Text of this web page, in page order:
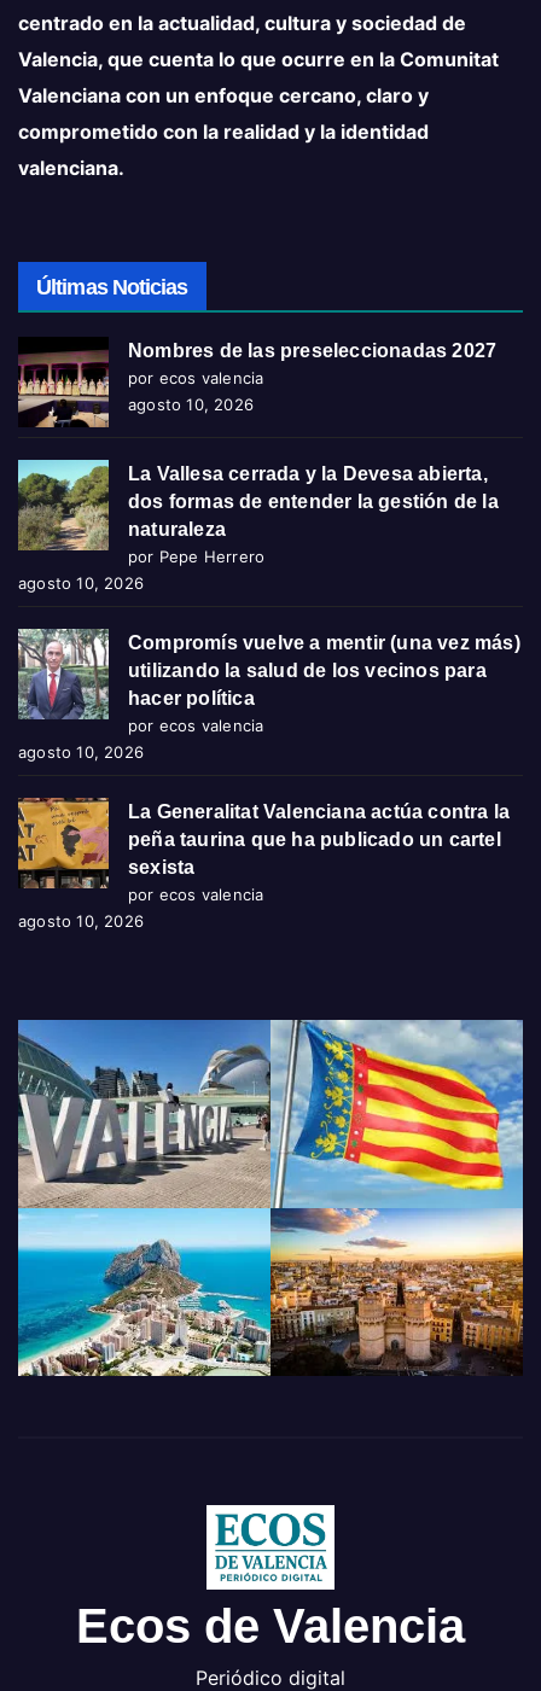
centrado en la actualidad, cultura y sociedad de
Valencia, que cuenta lo que ocurre en la Comunitat
Valenciana con un enfoque cercano, claro y
comprometido con la realidad y la identidad
valenciana.
Últimas Noticias
Nombres de las preseleccionadas 2027
por ecos valencia
agosto 10, 2026
La Vallesa cerrada y la Devesa abierta,
dos formas de entender la gestión de la
naturaleza
por Pepe Herrero
agosto 10, 2026
Compromís vuelve a mentir (una vez más)
utilizando la salud de los vecinos para
hacer política
por ecos valencia
agosto 10, 2026
La Generalitat Valenciana actúa contra la
peña taurina que ha publicado un cartel
sexista
por ecos valencia
agosto 10, 2026
Ecos de Valencia
Periódico digital